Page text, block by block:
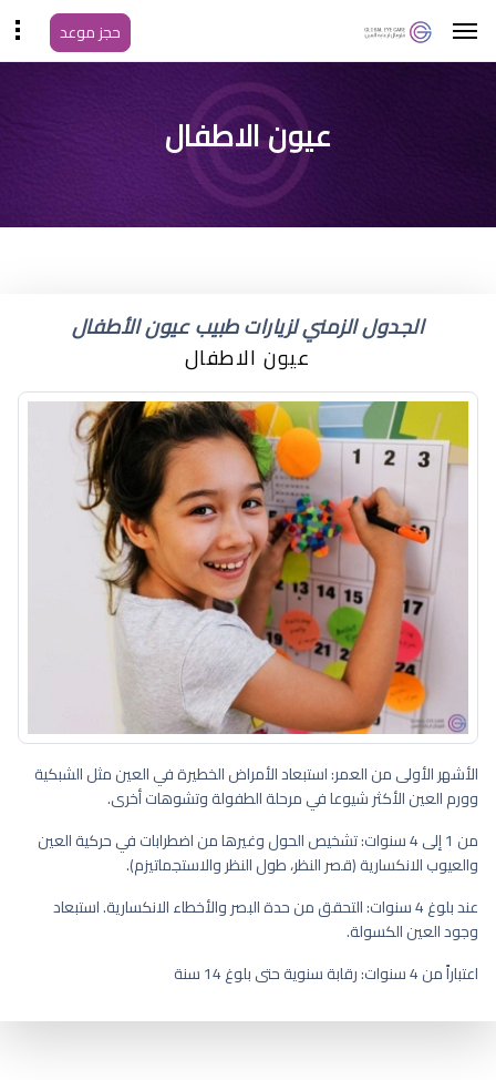
حجز موعد
سبب السواد تحت العين
عند الاطفال
عيون الاطفال
الجدول الزمني لزيارات طبيب عيون الأطفال
عيون الاطفال
الأشهر الأولى من العمر: استبعاد الأمراض الخطيرة في العين مثل الشبكية
وورم العين الأكثر شيوعا في مرحلة الطفولة وتشوهات أخرى.
من 1 إلى 4 سنوات: تشخيص الحول وغيرها من اضطرابات في حركية العين
والعيوب الانكسارية (قصر النظر، طول النظر والاستجماتيزم).
عند بلوغ 4 سنوات: التحقق من حدة البصر والأخطاء الانكسارية. استبعاد
وجود العين الكسولة.
اعتباراً من 4 سنوات: رقابة سنوية حتى بلوغ 14 سنة